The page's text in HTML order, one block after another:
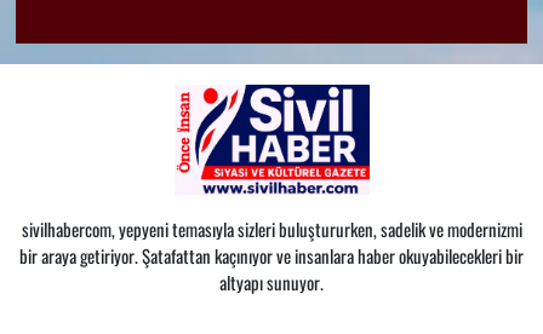
sivilhabercom, yepyeni temasıyla sizleri buluştururken, sadelik ve modernizmi
bir araya getiriyor. Şatafattan kaçınıyor ve insanlara haber okuyabilecekleri bir
altyapı sunuyor.